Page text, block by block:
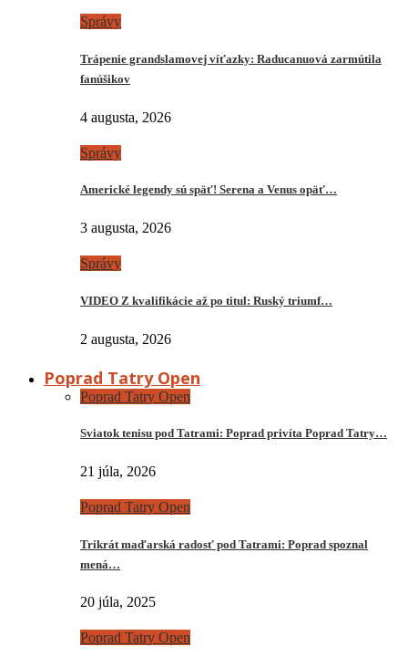
Správy
Trápenie grandslamovej víťazky: Raducanuová zarmútila
fanúšikov
4 augusta, 2026
Správy
Americké legendy sú späť! Serena a Venus opäť…
3 augusta, 2026
Správy
VIDEO Z kvalifikácie až po titul: Ruský triumf…
2 augusta, 2026
Poprad Tatry Open
Poprad Tatry Open
Sviatok tenisu pod Tatrami: Poprad privíta Poprad Tatry…
21 júla, 2026
Poprad Tatry Open
Trikrát maďarská radosť pod Tatrami: Poprad spoznal
mená…
20 júla, 2025
Poprad Tatry Open